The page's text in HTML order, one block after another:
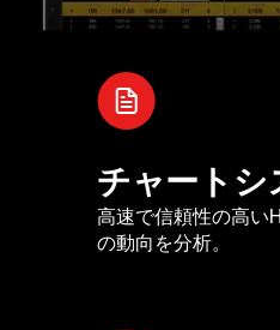
チャートシ
高速で信頼性の高い
の動向を分析。